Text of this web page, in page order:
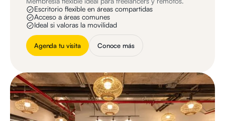
Escritorio flexible en áreas compartidas
Acceso a áreas comunes
Ideal si valoras la movilidad
Agenda tu visita Conoce más